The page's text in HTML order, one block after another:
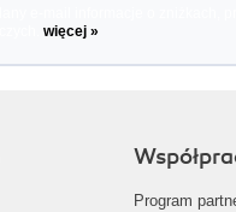
więcej »
Program